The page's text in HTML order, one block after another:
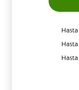
Hasta
Hasta
Hasta